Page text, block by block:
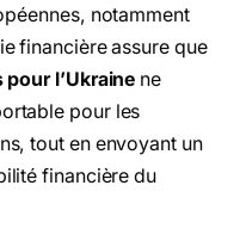
notamment
financière assure que
pour l’Ukraine ne
pour les
tout en envoyant un
financière du